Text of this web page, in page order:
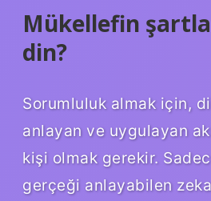
Mükellefin
din?
Sorumluluk almak için,
anlayan ve uygulayan
kişi olmak gerekir.
gerçeği anlayabilen